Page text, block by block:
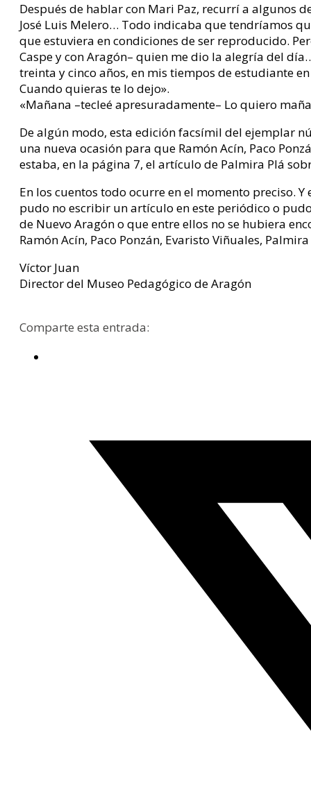
Después de hablar con Mari Paz, recurrí a algunos
José Luis Melero… Todo indicaba que tendríamos
que estuviera en condiciones de ser reproducido.
Caspe y con Aragón– quien me dio la alegría del
treinta y cinco años, en mis tiempos de estudiante
Cuando quieras te lo dejo».
«Mañana –tecleé apresuradamente– Lo quiero
De algún modo, esta edición facsímil del ejemplar
una nueva ocasión para que Ramón Acín, Paco
estaba, en la página 7, el artículo de Palmira Plá
En los cuentos todo ocurre en el momento preciso.
pudo no escribir un artículo en este periódico o
de Nuevo Aragón o que entre ellos no se hubiera
Ramón Acín, Paco Ponzán, Evaristo Viñuales,
Víctor Juan
Director del Museo Pedagógico de Aragón
Comparte esta entrada: